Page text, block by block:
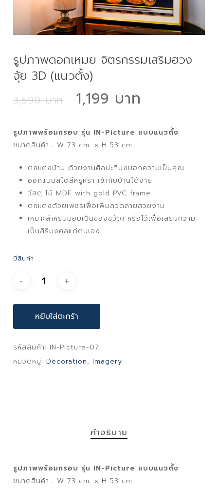
รูปภาพดอกเหมย จิตรกรรมเสริมฮวง
จุ้ย 3D (แนวตั้ง)
3,590 Original
price
was:
3,590 ฿.
1,199
is:
1,199 ฿.
รูปภาพพร้อมกรอบ รุ่น IN-Picture แบบแนวตั้ง
ขนาดสินค้า : W 73 cm. x H 53 cm.
ตกแต่งบ้าน ด้วยงานศิลปะที่บ่งบอกความเป็นคุณ
ออกแบบสไตล์หรูหรา เข้ากับบ้านได้ง่าย
วัสดุ ไม้ MDF with gold PVC frame
ตกแต่งด้วยเพชรเพื่อเพิ่มลวดลายสวยงาม
เหมาะสำหรับมอบเป็นของขวัญ หรือไว้เพื่อเสริมความ
เป็นสิริมงคลแด่ตนเอง
มีสินค้า
หยิบใส่ตะกร้า
รหัสสินค้า: IN-Picture-07
หมวดหมู่: Decoration, Imagery
คำอธิบาย
รูปภาพพร้อมกรอบ รุ่น IN-Picture แบบแนวตั้ง
ขนาดสินค้า : W 73 cm. x H 53 cm.